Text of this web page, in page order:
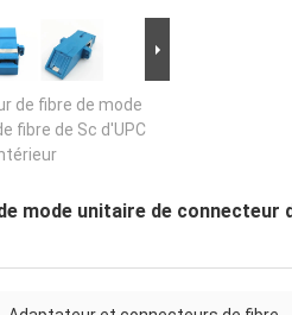
de fibre de mode
fibre de Sc d'UPC
mode unitaire de connecteur